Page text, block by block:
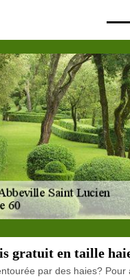
gratuit en taille
par des haies?